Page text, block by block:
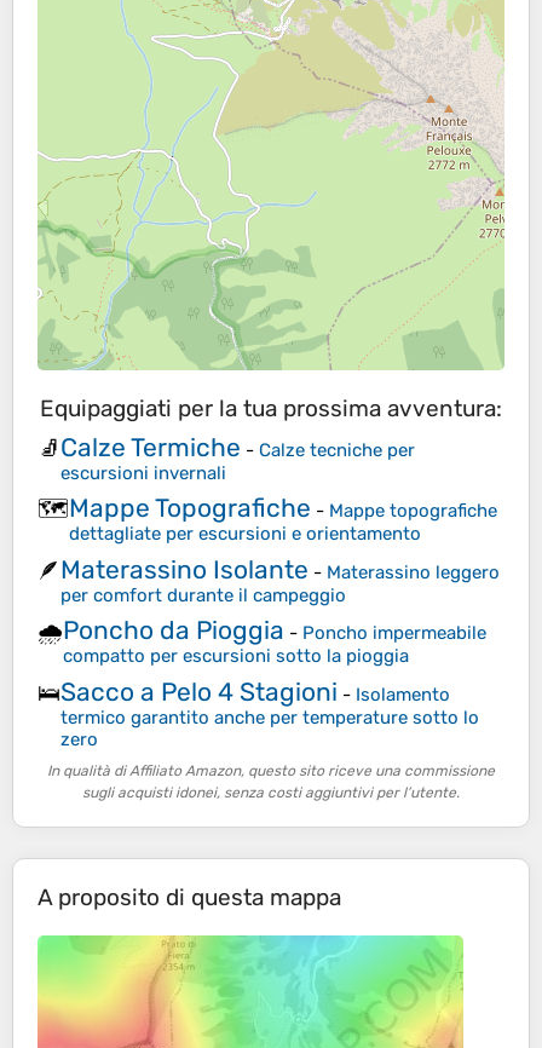
Equipaggiati per la tua prossima avventura:
🧦Calze Termiche - Calze tecniche per
escursioni invernali
🗺️Mappe Topografiche - Mappe topografiche
dettagliate per escursioni e orientamento
🪶Materassino Isolante - Materassino leggero
per comfort durante il campeggio
🌧️Poncho da Pioggia - Poncho impermeabile
compatto per escursioni sotto la pioggia
🛌Sacco a Pelo 4 Stagioni - Isolamento
termico garantito anche per temperature sotto lo
zero
In qualità di Affiliato Amazon, questo sito riceve una commissione
sugli acquisti idonei, senza costi aggiuntivi per l’utente.
A proposito di questa mappa